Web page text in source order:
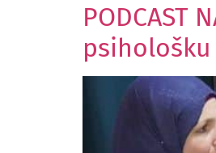
PODCAST
psihološku